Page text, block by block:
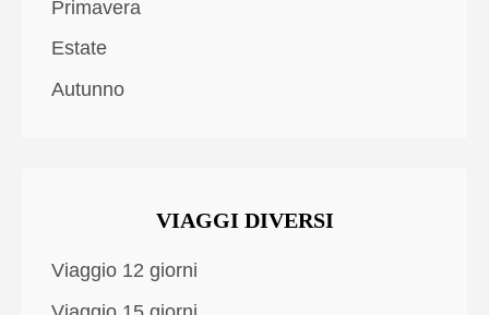
Primavera
Estate
Autunno
VIAGGI DIVERSI
Viaggio 12 giorni